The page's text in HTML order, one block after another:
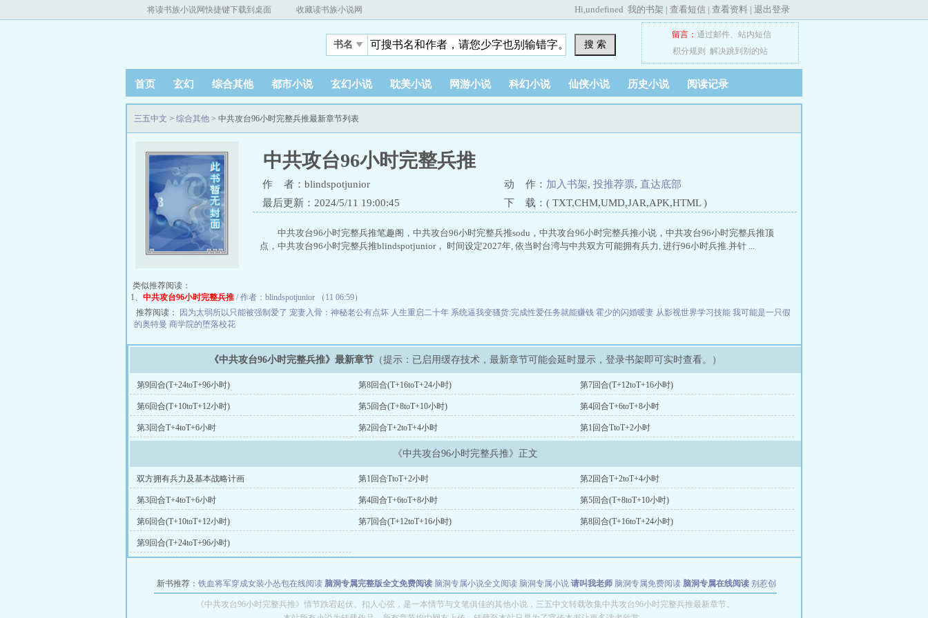
将读书族小说网快捷键下载到桌面 收藏读书族小说网 Hi,undefined 我的书架 | 查看短信 | 查看资料 | 退出登录
书名 搜 索
留言： 通过邮件、 站内短信
积分规则
解决跳到别的站
首页 玄幻 综合其他 都市小说 玄幻小说 耽美小说 网游小说 科幻小说 仙侠小说 历史小说 阅读记录
三五中文 > 综合其他 > 中共攻台96小时完整兵推最新章节列表
中共攻台96小时完整兵推
作 者：blindspotjunior 动 作： 加入书架, 投推荐票, 直达底部
最后更新：2024/5/11 19:00:45
下 载：( TXT,CHM,UMD,JAR,APK,HTML )
中共攻台96小时完整兵推笔趣阁，中共攻台96小时完整兵推sodu，中共攻台96小时完整兵推小说，中共攻台96小时完整兵推顶
点，中共攻台96小时完整兵推blindspotjunior， 时间设定2027年, 依当时台湾与中共双方可能拥有兵力, 进行96小时兵推.并针 ...
类似推荐阅读：
1、 中共攻台96小时完整兵推 / 作者：blindspotjunior （11 06:59）
推荐阅读：
因为太弱所以只能被强制爱了 宠妻入骨：神秘老公有点坏 人生重启二十年 系统逼我变骚货:完成性爱任务就能赚钱 霍少的闪婚暖妻 从影视世界学习技能 我可能是一只假
的奥特曼 商学院的堕落校花
《中共攻台96小时完整兵推》最新章节 （提示：已启用缓存技术，最新章节可能会延时显示，登录书架即可实时查看。）
第9回合(T+24toT+96小时) 第8回合(T+16toT+24小时) 第7回合(T+12toT+16小时)
第6回合(T+10toT+12小时) 第5回合(T+8toT+10小时) 第4回合T+6toT+8小时
第3回合T+4toT+6小时 第2回合T+2toT+4小时 第1回合TtoT+2小时
《中共攻台96小时完整兵推》正文
双方拥有兵力及基本战略计画 第1回合TtoT+2小时 第2回合T+2toT+4小时
第3回合T+4toT+6小时 第4回合T+6toT+8小时 第5回合(T+8toT+10小时)
第6回合(T+10toT+12小时) 第7回合(T+12toT+16小时) 第8回合(T+16toT+24小时)
第9回合(T+24toT+96小时)
新书推荐： 铁血将军穿成女装小怂包在线阅读 脑洞专属完整版全文免费阅读 脑洞专属小说全文阅读 脑洞专属小说 请叫我老师 脑洞专属免费阅读 脑洞专属在线阅读 别惹创
世者
穿书第一天就结婚小说全文阅读
《中共攻台96小时完整兵推》情节跌宕起伏、扣人心弦，是一本情节与文笔俱佳的其他小说，三五中文转载收集中共攻台96小时完整兵推最新章节。